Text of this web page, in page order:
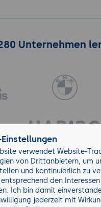
Unternehmen
verwendet Website-
von Drittanbietern, um
und kontinuierlich zu
den
Ich bin damit
jederzeit mit